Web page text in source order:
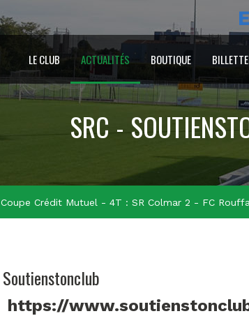
LE CLUB ACTUALITÉS BOUTIQUE
SRC -
Coupe Crédit Mutuel - 4T : SR Colmar 2 - FC
Soutienstonclub
https://